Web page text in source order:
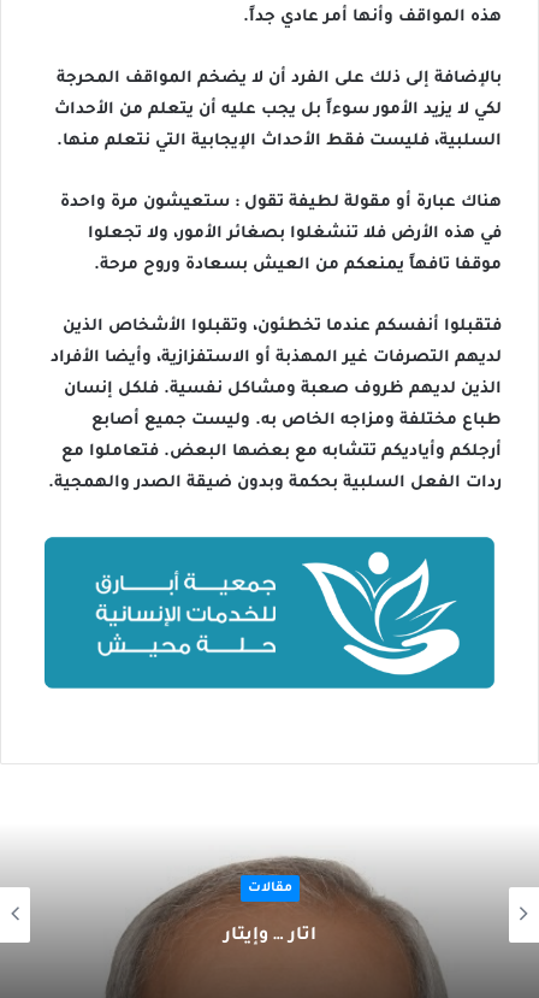
هذه المواقف وأنها أمر عادي جداً.
بالإضافة إلى ذلك على الفرد أن لا يضخم المواقف المحرجة
لكي لا يزيد الأمور سوءاً بل يجب عليه أن يتعلم من الأحداث
السلبية، فليست فقط الأحداث الإيجابية التي نتعلم منها.
هناك عبارة أو مقولة لطيفة تقول : ستعيشون مرة واحدة
في هذه الأرض فلا تنشغلوا بصغائر الأمور، ولا تجعلوا
موقفا تافهاً يمنعكم من العيش بسعادة وروح مرحة.
فتقبلوا أنفسكم عندما تخطئون، وتقبلوا الأشخاص الذين
لديهم التصرفات غير المهذبة أو الاستفزازية، وأيضا الأفراد
الذين لديهم ظروف صعبة ومشاكل نفسية. فلكل إنسان
طباع مختلفة ومزاجه الخاص به. وليست جميع أصابع
أرجلكم وأياديكم تتشابه مع بعضها البعض. فتعاملوا مع
ردات الفعل السلبية بحكمة وبدون ضيقة الصدر والهمجية.
مقالات
آثار … وإيثار